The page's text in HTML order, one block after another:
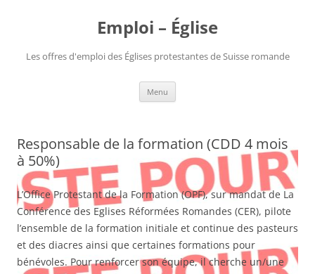
Emploi – Église
Les offres d'emploi des Églises protestantes de Suisse romande
Menu
Responsable de la formation (CDD 4 mois
à 50%)
L’Office Protestant de la Formation (OPF), sur mandat de La
Conférence des Eglises Réformées Romandes (CER), pilote
l’ensemble de la formation initiale et continue des pasteurs
et des diacres ainsi que certaines formations pour
bénévoles. Pour renforcer son équipe, il cherche un/une